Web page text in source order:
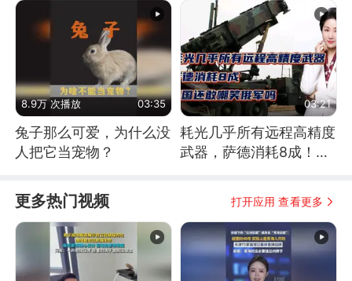
8.9万 次播放 03:35
兔子那么可爱，为什么没
人把它当宠物？
03:21
耗光几乎所有远程高精度
武器，萨德消耗8成！美
更多热门视频 打开应用 查看更多